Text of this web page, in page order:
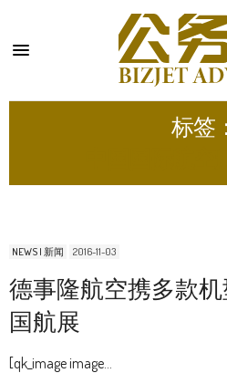
标签：
NEWS | 新闻 2016-11-03
德事隆航空携多款机
国航展
[qk_image image…